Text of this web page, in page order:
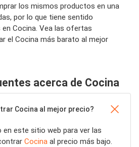
los mismos productos en una
por lo que tiene sentido
Cocina. Vea las ofertas
el Cocina más barato al mejor
acerca de Cocina
Cocina al mejor precio?
este sitio web para ver las
Cocina al precio más bajo.